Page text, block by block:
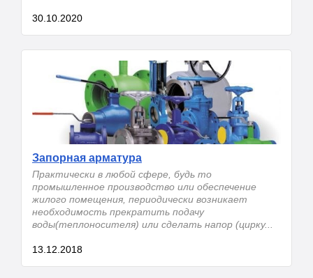
30.10.2020
Запорная арматура
Практически в любой сфере, будь то
промышленное производство или обеспечение
жилого помещения, периодически возникает
необходимость прекратить подачу
воды(теплоносителя) или сделать напор (цирку...
13.12.2018